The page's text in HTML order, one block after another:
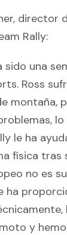
director
Rally:
sido una
Ross
montaña,
le ha
física tras
no es
ha
y